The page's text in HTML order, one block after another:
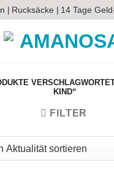
| Rucksäcke | 14 Tage
KIND“
FILTER